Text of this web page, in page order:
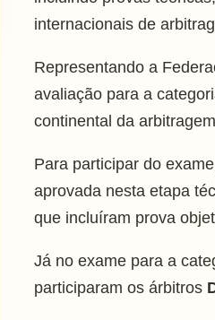
internacionais de
Representando a
avaliação para a
continental da
Para participar do
aprovada nesta etapa
que incluíram prova
Já no exame para a
participaram os árbitros